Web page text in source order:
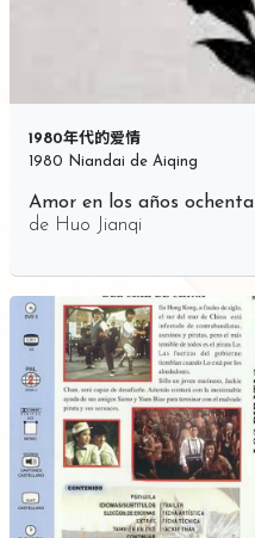
1980年代的爱情
1980 Niandai de Aiqing
Amor en los años ochenta
de Huo Jianqi